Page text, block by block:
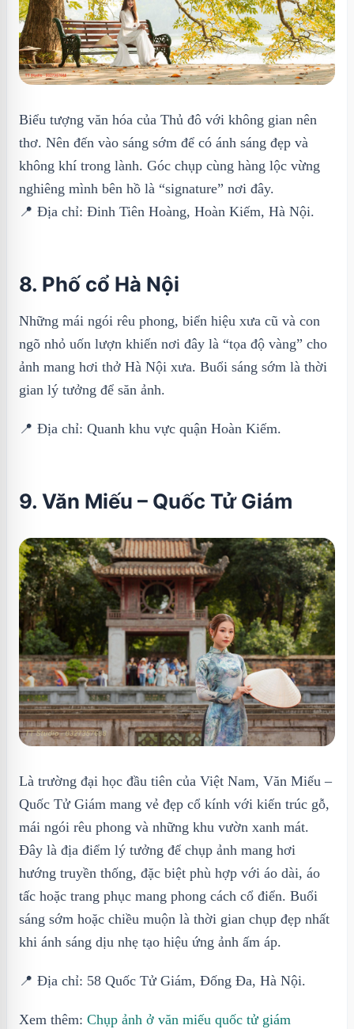
Biểu tượng văn hóa của Thủ đô với không gian nên
thơ. Nên đến vào sáng sớm để có ánh sáng đẹp và
không khí trong lành. Góc chụp cùng hàng lộc vừng
nghiêng mình bên hồ là “signature” nơi đây.
📍 Địa chỉ: Đinh Tiên Hoàng, Hoàn Kiếm, Hà Nội.
8. Phố cổ Hà Nội
Những mái ngói rêu phong, biển hiệu xưa cũ và con
ngõ nhỏ uốn lượn khiến nơi đây là “tọa độ vàng” cho
ảnh mang hơi thở Hà Nội xưa. Buổi sáng sớm là thời
gian lý tưởng để săn ảnh.
📍 Địa chỉ: Quanh khu vực quận Hoàn Kiếm.
9. Văn Miếu – Quốc Tử Giám
Là trường đại học đầu tiên của Việt Nam, Văn Miếu –
Quốc Tử Giám mang vẻ đẹp cổ kính với kiến trúc gỗ,
mái ngói rêu phong và những khu vườn xanh mát.
Đây là địa điểm lý tưởng để chụp ảnh mang hơi
hướng truyền thống, đặc biệt phù hợp với áo dài, áo
tấc hoặc trang phục mang phong cách cổ điển. Buổi
sáng sớm hoặc chiều muộn là thời gian chụp đẹp nhất
khi ánh sáng dịu nhẹ tạo hiệu ứng ảnh ấm áp.
📍 Địa chỉ: 58 Quốc Tử Giám, Đống Đa, Hà Nội.
Xem thêm: Chụp ảnh ở văn miếu quốc tử giám